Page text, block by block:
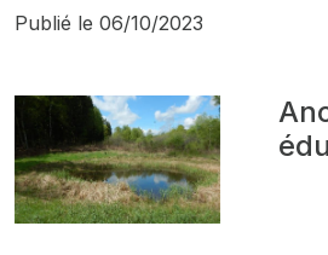
Publié le 06/10/2023